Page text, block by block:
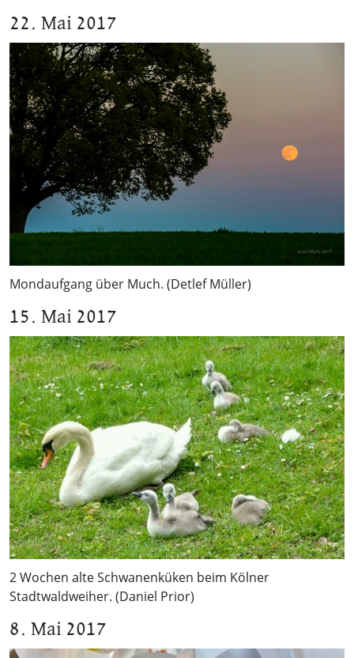
22. Mai 2017
Mondaufgang über Much. (Detlef Müller)
15. Mai 2017
2 Wochen alte Schwanenküken beim Kölner
Stadtwaldweiher. (Daniel Prior)
8. Mai 2017